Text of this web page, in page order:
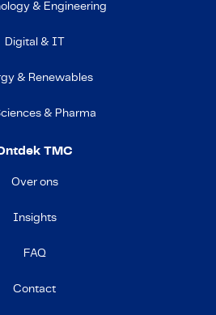
& Engineering
Digital & IT
& Renewables
& Pharma
TMC
Over ons
Insights
FAQ
Contact